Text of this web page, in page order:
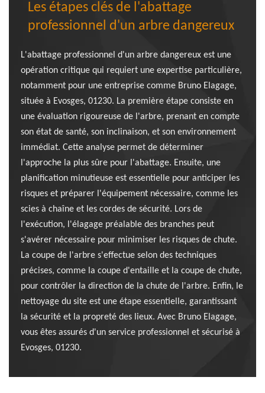
Les étapes clés de l'abattage
professionnel d'un arbre dangereux
L'abattage professionnel d'un arbre dangereux est une
opération critique qui requiert une expertise particulière,
notamment pour une entreprise comme Bruno Elagage,
située à Evosges, 01230. La première étape consiste en
une évaluation rigoureuse de l'arbre, prenant en compte
son état de santé, son inclinaison, et son environnement
immédiat. Cette analyse permet de déterminer
l'approche la plus sûre pour l'abattage. Ensuite, une
planification minutieuse est essentielle pour anticiper les
risques et préparer l'équipement nécessaire, comme les
scies à chaîne et les cordes de sécurité. Lors de
l'exécution, l'élagage préalable des branches peut
s'avérer nécessaire pour minimiser les risques de chute.
La coupe de l'arbre s'effectue selon des techniques
précises, comme la coupe d'entaille et la coupe de chute,
pour contrôler la direction de la chute de l'arbre. Enfin, le
nettoyage du site est une étape essentielle, garantissant
la sécurité et la propreté des lieux. Avec Bruno Elagage,
vous êtes assurés d'un service professionnel et sécurisé à
Evosges, 01230.